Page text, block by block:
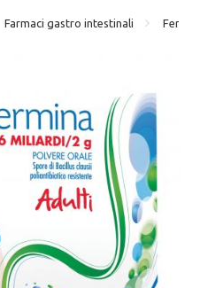
Farmaci gastro intestinali